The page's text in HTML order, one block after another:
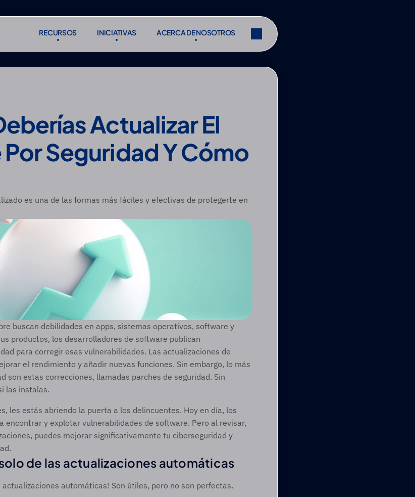
RECURSOS
RECURSOS
INICIATIVAS
INICIATIVAS
ACERCA DE NOSOTROS
ACERCA DE NOSOTROS
Suscribirse
Compartir
Actualizar El
Seguridad Y Cómo
es una de las formas más fáciles y efectivas de protegerte en
buscan debilidades en apps, sistemas operativos, software y
productos, los desarrolladores de software publican
para corregir esas vulnerabilidades. Las actualizaciones de
el rendimiento y añadir nuevas funciones. Sin embargo, lo más
son estas correcciones, llamadas parches de seguridad. Sin
las instalas.
les estás abriendo la puerta a los delincuentes. Hoy en día, los
encontrar y explotar vulnerabilidades de software. Pero al revisar,
puedes mejorar significativamente tu ciberseguridad y
de las actualizaciones automáticas
actualizaciones automáticas! Son útiles, pero no son perfectas.